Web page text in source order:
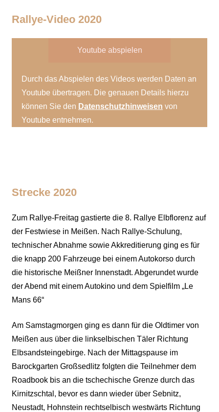
Rallye-Video 2020
Youtube abspielen
Durch das Abspielen des Videos werden Daten an
Youtube übertragen. Die genauen Details hierzu
können Sie den Datenschutzhinweisen von
Youtube entnehmen.
Strecke 2020
Zum Rallye-Freitag gastierte die 8. Rallye Elbflorenz auf
der Festwiese in Meißen. Nach Rallye-Schulung,
technischer Abnahme sowie Akkreditierung ging es für
die knapp 200 Fahrzeuge bei einem Autokorso durch
die historische Meißner Innenstadt. Abgerundet wurde
der Abend mit einem Autokino und dem Spielfilm „Le
Mans 66“
Am Samstagmorgen ging es dann für die Oldtimer von
Meißen aus über die linkselbischen Täler Richtung
Elbsandsteingebirge. Nach der Mittagspause im
Barockgarten Großsedlitz folgten die Teilnehmer dem
Roadbook bis an die tschechische Grenze durch das
Kirnitzschtal, bevor es dann wieder über Sebnitz,
Neustadt, Hohnstein rechtselbisch westwärts Richtung